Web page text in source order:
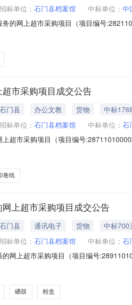
招标单位： 石门县档案馆 中标单位： 中
的网上超市采购项目（项目编号
购单位信息采购单位名称:石门县档案馆
市采购项目成交公告
门县 办公文教 货物
中标
招标单位： 石门县档案馆 中标单位： 石
超市采购项目（项目编号
购单位名称:石门县档案馆采购单位地址
卷纸
上超市采购项目成交公告
门县 通讯电子 货物
中标700
招标单位： 石门县档案馆 中标单位： 石
网上超市采购项目（项目编号
位信息采购单位名称:石门县档案馆采购
硒鼓 粉盒